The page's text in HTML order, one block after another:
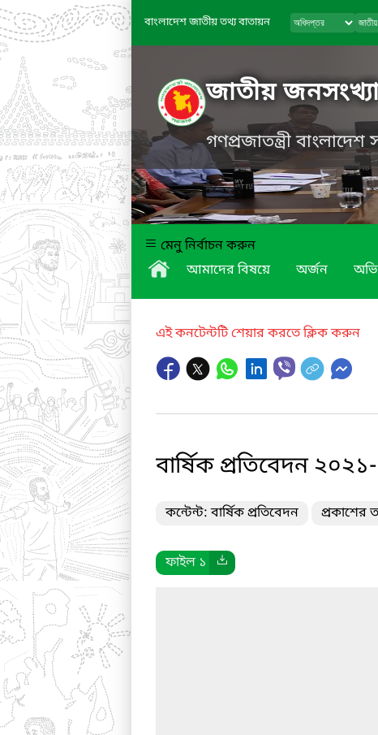
বাংলাদেশ জাতীয় তথ্য বাতায়ন
জাতীয়
গণপ্রজাতন্ত্রী
মেনু নির্বাচন করুন
আমাদের বিষয়ে
অর্জন
এই কনটেন্টটি শেয়ার করতে ক্লিক করুন
বার্ষিক প্রতিবেদন
কন্টেন্ট: বার্ষিক প্রতিবেদন প্রকাশের
ফাইল ১